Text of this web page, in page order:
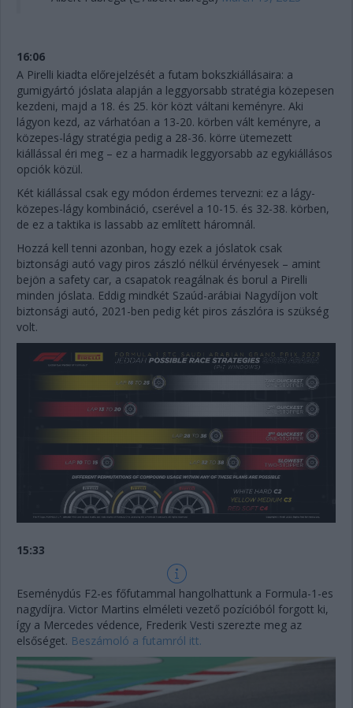
16:06
A Pirelli kiadta előrejelzését a futam bokszkiállásaira: a
gumigyártó jóslata alapján a leggyorsabb stratégia közepesen
kezdeni, majd a 18. és 25. kör közt váltani keményre. Aki
lágyon kezd, az várhatóan a 13-20. körben vált keményre, a
közepes-lágy stratégia pedig a 28-36. körre ütemezett
kiállással éri meg – ez a harmadik leggyorsabb az egykiállásos
opciók közül.
Két kiállással csak egy módon érdemes tervezni: ez a lágy-
közepes-lágy kombináció, cserével a 10-15. és 32-38. körben,
de ez a taktika is lassabb az említett háromnál.
Hozzá kell tenni azonban, hogy ezek a jóslatok csak
biztonsági autó vagy piros zászló nélkül érvényesek – amint
bejön a safety car, a csapatok reagálnak és borul a Pirelli
minden jóslata. Eddig mindkét Szaúd-arábiai Nagydíjon volt
biztonsági autó, 2021-ben pedig két piros zászlóra is szükség
volt.
15:33
Eseménydús F2-es főfutammal hangolhattunk a Formula-1-es
nagydíjra. Victor Martins elméleti vezető pozícióból forgott ki,
így a Mercedes védence, Frederik Vesti szerezte meg az
elsőséget. Beszámoló a futamról itt.